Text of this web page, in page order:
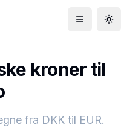
Åbn menu
kroner til
fra DKK til EUR.